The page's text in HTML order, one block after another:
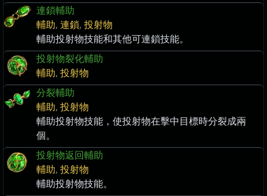
連鎖輔助
輔助, 連鎖, 投射物
輔助投射物技能和其他可連鎖技能。
投射物裂化輔助
輔助, 投射物
分裂輔助
輔助, 投射物
輔助投射物技能，使投射物在擊中目標時分裂成兩
個。
投射物返回輔助
輔助, 投射物
輔助投射物技能。